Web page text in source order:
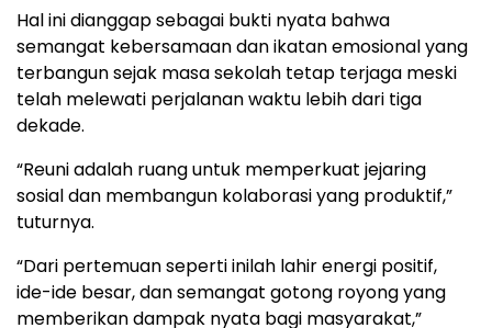
Hal ini dianggap sebagai bukti nyata bahwa
semangat kebersamaan dan ikatan emosional yang
terbangun sejak masa sekolah tetap terjaga meski
telah melewati perjalanan waktu lebih dari tiga
dekade.
“Reuni adalah ruang untuk memperkuat jejaring
sosial dan membangun kolaborasi yang produktif,”
tuturnya.
“Dari pertemuan seperti inilah lahir energi positif,
ide-ide besar, dan semangat gotong royong yang
memberikan dampak nyata bagi masyarakat,”